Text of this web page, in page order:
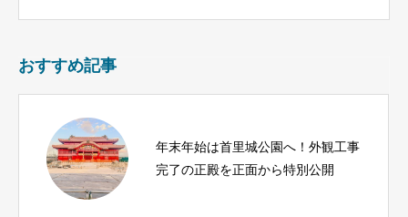
おすすめ記事
年末年始は首里城公園へ！外観工事
完了の正殿を正面から特別公開